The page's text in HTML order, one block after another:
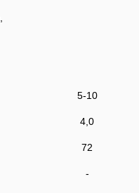
5-10
4,0
72
-